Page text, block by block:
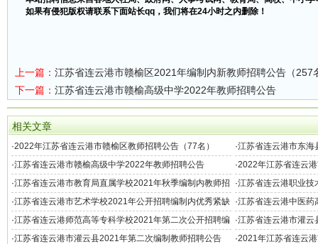
如果有侵犯版权请联系下面站长qq，我们将在24小时之内删除！
上一篇： 江苏省连云港市赣榆区2021年编制内新教师招聘公告（257
下一篇： 江苏省连云港市赣榆高级中学2022年教师招聘公告
相关文章
·2022年江苏省连云港市赣榆区教师招聘公告（77名） ·江苏省连云港市东海
聘公告（100名）
·江苏省连云港市赣榆高级中学2022年教师招聘公告 ·2022年江苏省连云
·江苏省连云港市教育局直属学校2021年秋季编制内教师招
聘公告（189名）
·江苏省连云港职业技
士研究生公告
·江苏省连云港市艺术学校2021年公开招聘编制内优秀紧缺
人才公告
·江苏省连云港中医药
告
·江苏省连云港师范高等专科学校2021年第二次公开招聘编
制内人才公告
·江苏省连云港市灌云
聘公告（42名）
·江苏省连云港市灌云县2021年第二次编制教师招聘公告
·2021年江苏省连云